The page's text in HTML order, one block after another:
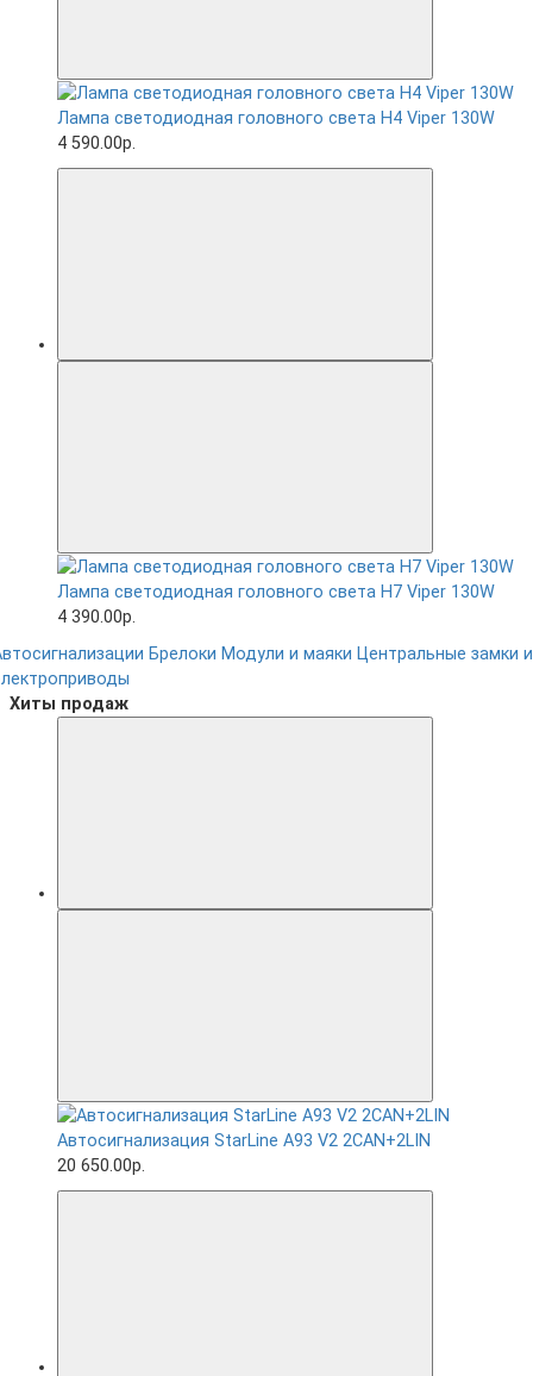
Лампа светодиодная головного света H4 Viper 130W
4 590.00р.
Лампа светодиодная головного света H7 Viper 130W
4 390.00р.
Брелоки Модули и маяки Центральные замки и
Хиты продаж
Автосигнализация StarLine A93 V2 2CAN+2LIN
20 650.00р.